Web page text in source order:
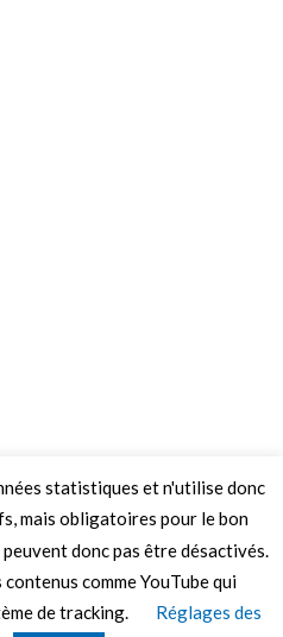
statistiques et n'utilise donc
mais obligatoires pour le bon
donc pas être désactivés.
comme YouTube qui
de tracking.
Réglages des